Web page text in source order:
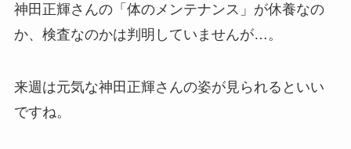
神田正輝さんの「体のメンテナンス」が休養なの
か、検査なのかは判明していませんが…。
来週は元気な神田正輝さんの姿が見られるといい
ですね。